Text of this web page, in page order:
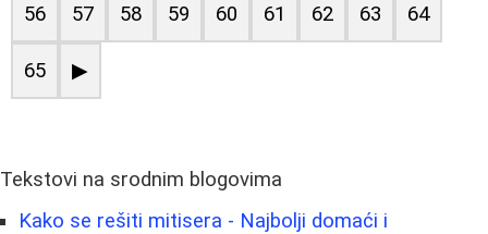
56 57 58 59 60 61 62 63 64
65 ▶
Tekstovi na srodnim blogovima
Kako se rešiti mitisera - Najbolji domaći i